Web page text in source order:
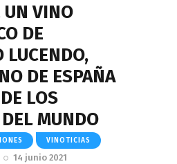
UN VINO
DE
LUCENDO,
DE ESPAÑA
LOS
MUNDO
VINOTICIAS
14 junio 2021